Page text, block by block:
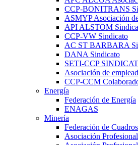
CCP-BONITRANS
ASMYP Asociación
API ALSTOM
CCP-VW Sindicato
AC ST BARBARA
DANA Sindicato
SETI-CCP
Asociación de
CCP-CCM
Energía
Federación de Energía
ENAGAS
Minería
Federación de
Asociación